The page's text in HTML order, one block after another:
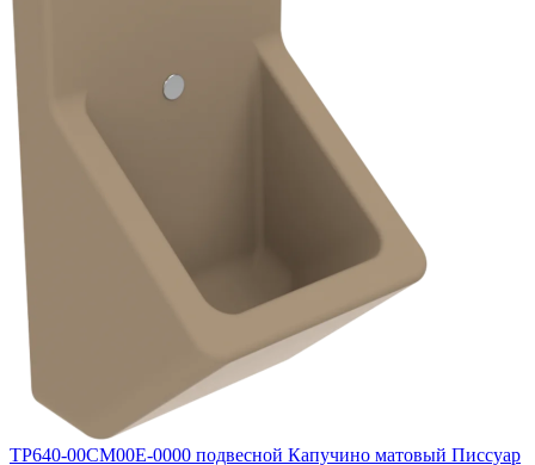
TP640-00CM00E-0000 подвесной Капучино матовый Писсуар